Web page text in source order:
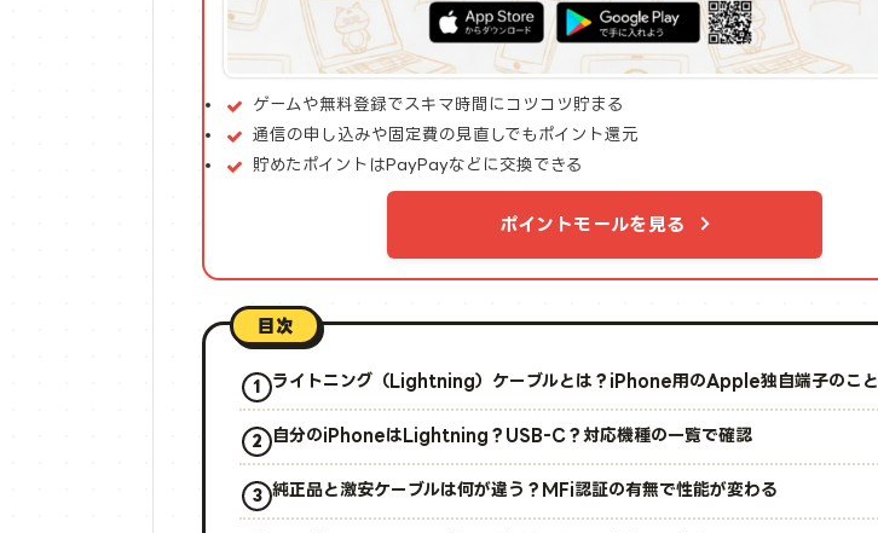
ゲームや無料登録でスキマ時間にコツコツ貯まる
通信の申し込みや固定費の見直しでもポイント還元
貯めたポイントはPayPayなどに交換できる
ポイントモールを見る
目次
ライトニング（Lightning）ケーブルとは？iPhone用のApple独自端子のこと
自分のiPhoneはLightning？USB-C？対応機種の一覧で確認
純正品と激安ケーブルは何が違う？MFi認証の有無で性能が変わる